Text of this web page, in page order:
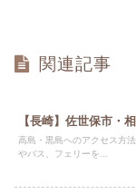
関連記事
【長崎】佐世保市・
高島・黒島へのアクセス方
やバス、フェリーを...